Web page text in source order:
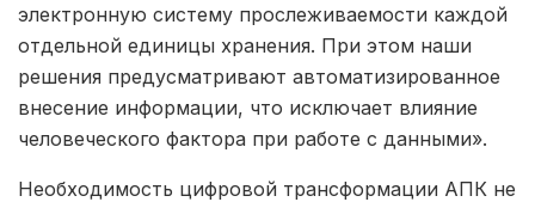
электронную систему прослеживаемости каждой
отдельной единицы хранения. При этом наши
решения предусматривают автоматизированное
внесение информации, что исключает влияние
человеческого фактора при работе с данными».
Необходимость цифровой трансформации АПК не